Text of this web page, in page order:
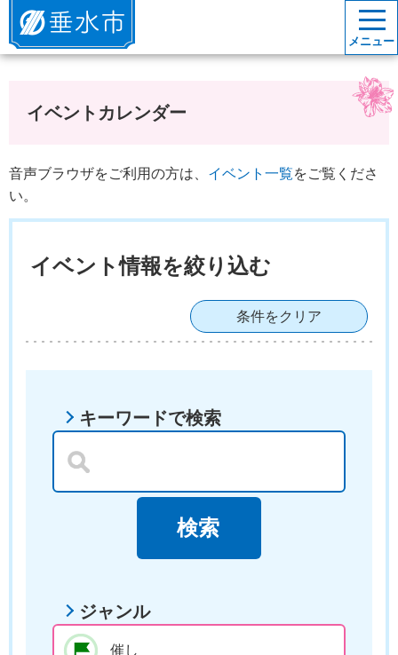
垂水市
メニュー
イベントカレンダー
音声ブラウザをご利用の方は、 イベント一覧をご覧くださ
い。
イベント情報を絞り込む
条件をクリア
キーワードで検索
ジャンル
催し